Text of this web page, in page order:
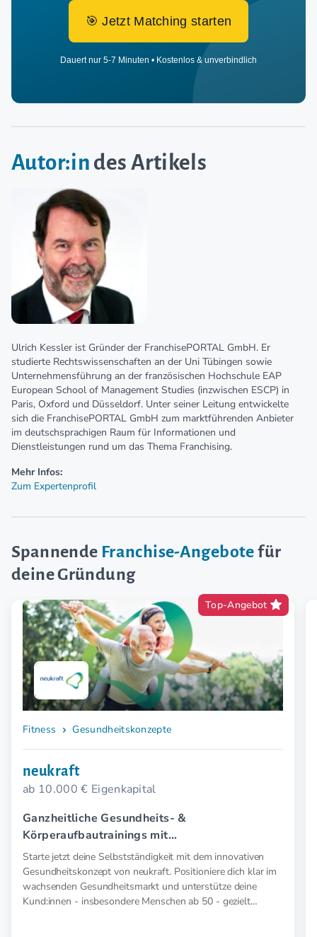
🎯 Jetzt Matching starten
Dauert nur 5-7 Minuten • Kostenlos & unverbindlich
Autor:in des Artikels
Ulrich Kessler ist Gründer der FranchisePORTAL GmbH. Er
studierte Rechtswissenschaften an der Uni Tübingen sowie
Unternehmensführung an der französischen Hochschule EAP
European School of Management Studies (inzwischen ESCP) in
Paris, Oxford und Düsseldorf. Unter seiner Leitung entwickelte
sich die FranchisePORTAL GmbH zum marktführenden Anbieter
im deutschsprachigen Raum für Informationen und
Dienstleistungen rund um das Thema Franchising.
Mehr Infos:
Zum Expertenprofil
Spannende Franchise-Angebotefür
deine Gründung
Top-Angebot
Fitness Gesundheitskonzepte
neukraft
ab 10.000 € Eigenkapital
Ganzheitliche Gesundheits- &
Körperaufbautrainings mit
Elektromyostimulation (EMS).
Starte jetzt deine Selbstständigkeit mit dem innovativen
Gesundheitskonzept von neukraft. Positioniere dich klar im
wachsenden Gesundheitsmarkt und unterstütze deine
Kund:innen - insbesondere Menschen ab 50 - gezielt